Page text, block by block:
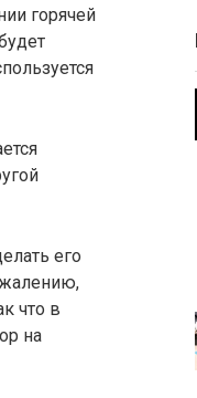
горячей
его
что в
на